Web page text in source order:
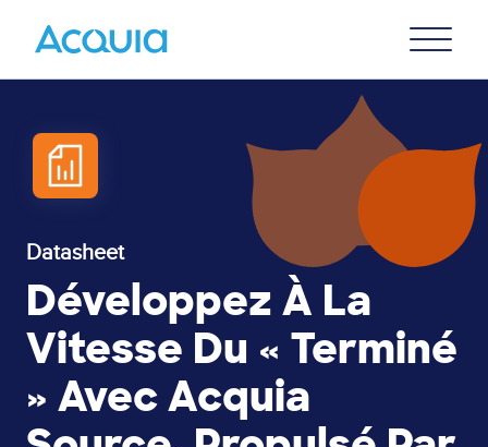
Menu
Datasheet
Développez À La
Vitesse Du « Terminé
» Avec Acquia